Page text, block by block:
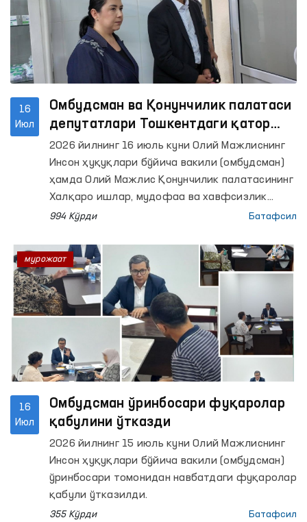
16
Июл
Омбудсман ва Қонунчилик палатаси
депутатлари Тошкентдаги қатор
ёпиқ муассасаларда мониторинг
ўтказди
2026 йилнинг 16 июль куни Олий Мажлиснинг
Инсон ҳуқуқлари бўйича вакили (омбудсман)
ҳамда Олий Мажлис Қонунчилик палатасининг
Халқаро ишлар, мудофаа ва хавфсизлик
масалалари қўмитаси депутатлари томонидан
қамоққа олинган шахсларни сақлаш учун
мўлжалланган махсус қабулхона ҳамда
Муайян яшаш жойига эга бўлмаган шахсларни
реабилитация қилиш марказида мониторинг
ташрифлари амалга оширилди.
994 Кўрди Батафсил
16
Июл
Омбудсман ўринбосари фуқаролар
қабулини ўтказди
2026 йилнинг 15 июль куни Олий Мажлиснинг
Инсон ҳуқуқлари бўйича вакили (омбудсман)
ўринбосари томонидан навбатдаги фуқаролар
қабули ўтказилди.
355 Кўрди Батафсил
мурожаат